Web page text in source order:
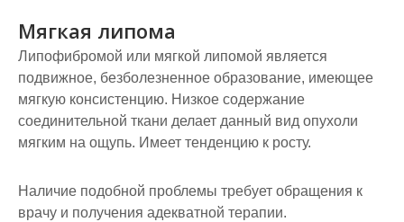
Мягкая липома
Липофибромой или мягкой липомой является
подвижное, безболезненное образование, имеющее
мягкую консистенцию. Низкое содержание
соединительной ткани делает данный вид опухоли
мягким на ощупь. Имеет тенденцию к росту.
Наличие подобной проблемы требует обращения к
врачу и получения адекватной терапии.